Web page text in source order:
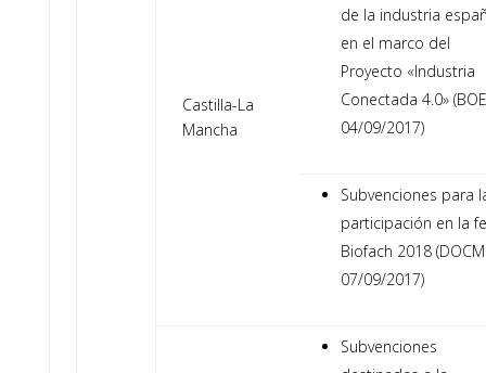
Castilla-La
Mancha
de la industria
en el marco del
Proyecto «Industria
Conectada 4.0» (BOE
04/09/2017)
Subvenciones para
participación en la
Biofach 2018 (DOCM
07/09/2017)
Subvenciones